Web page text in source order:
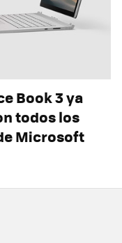
Book 3 ya
todos los
Microsoft